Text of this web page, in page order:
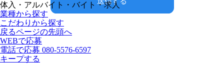
体入・アルバイト・バイト・求人
業種から探す
こだわりから探す
戻るページの先頭へ
WEBで応募
電話で応募 080-5576-6597
キープする